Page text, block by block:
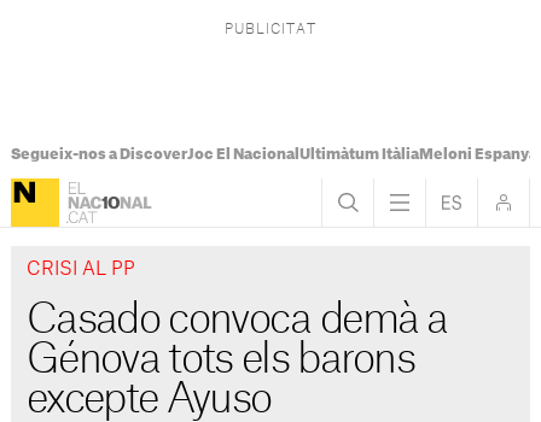
Segueix-nos a DiscoverJoc El Nacional Ultimàtum ItàliaMeloni Espanya
CRISI AL PP
Casado convoca demà a
Génova tots els barons
excepte Ayuso